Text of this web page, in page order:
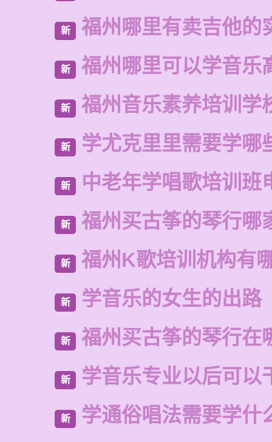
新 福州哪里有卖吉他的
新 福州哪里可以学音乐
新 福州音乐素养培训学
新 学尤克里里需要学哪
新 中老年学唱歌培训班
新 福州买古筝的琴行哪
新 福州K歌培训机构有
新 学音乐的女生的出路
新 福州买古筝的琴行在
新 学音乐专业以后可以
新 学通俗唱法需要学什